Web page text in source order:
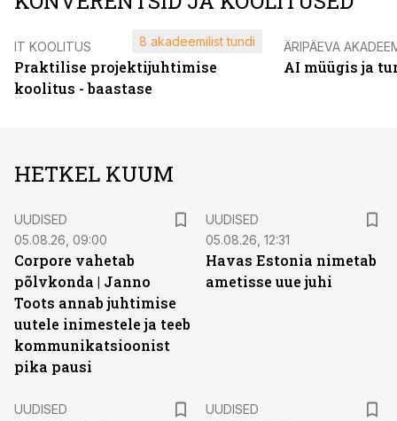
IT KOOLITUS
Praktilise projektijuhtimise
koolitus - baastase
8 akadeemilist tundi ÄRIPÄEVA
AI müügis ja
HETKEL KUUM
UUDISED
05.08.26, 09:00
Corpore vahetab
põlvkonda | Janno
Toots annab juhtimise
uutele inimestele ja teeb
kommunikatsioonist
pika pausi
UUDISED
05.08.26, 12:31
Havas Estonia nimetab
ametisse uue juhi
UUDISED
UUDISED